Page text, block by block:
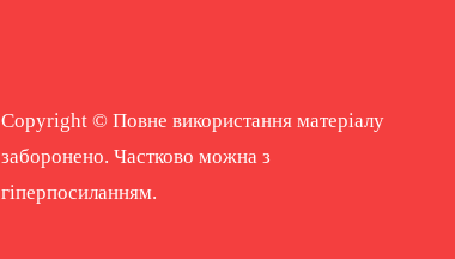
Copyright © Повне використання матеріалу
заборонено. Частково можна з
гіперпосиланням.